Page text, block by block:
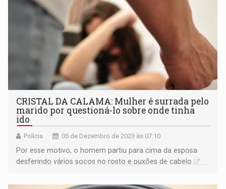
CRISTAL DA CALAMA: Mulher é surrada pelo
marido por questioná-lo sobre onde tinha
ido
Polícia 05 de Dezembro de 2023 às 07:10
Por esse motivo, o homem partiu para cima da esposa
desferindo vários socos no rosto e puxões de cabelo